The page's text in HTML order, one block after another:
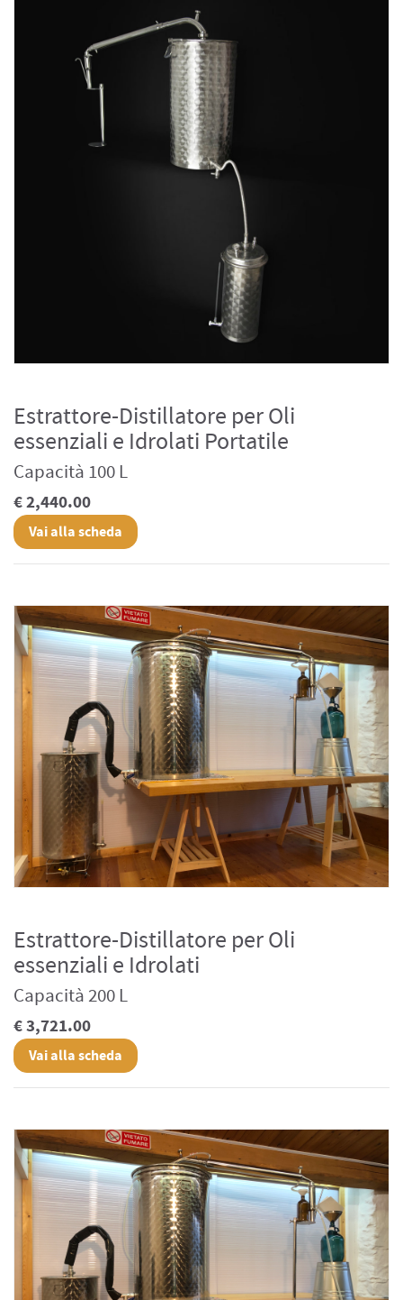
Estrattore-Distillatore per Oli
essenziali e Idrolati Portatile
Capacità 100 L
€ 2,440.00
Vai alla scheda
Estrattore-Distillatore per Oli
essenziali e Idrolati
Capacità 200 L
€ 3,721.00
Vai alla scheda